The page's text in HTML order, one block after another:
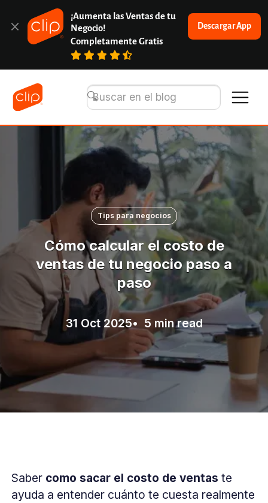
¡Aumenta las Ventas de tu
Negocio!
Completamente Gratis
Descargar App
Tips para negocios
Cómo calcular el costo de
ventas de tu negocio paso a
paso
31 Oct 2025• 5 min read
Saber como sacar el costo de ventas te
ayuda a entender cuánto te cuesta realmente